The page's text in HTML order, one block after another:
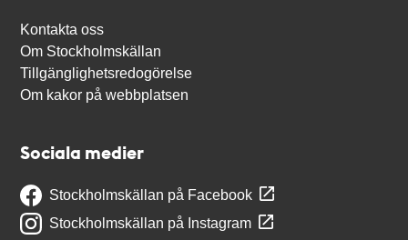
Kontakta oss
Om Stockholmskällan
Tillgänglighetsredogörelse
Om kakor på webbplatsen
Sociala medier
Stockholmskällan på Facebook
Stockholmskällan på Instagram